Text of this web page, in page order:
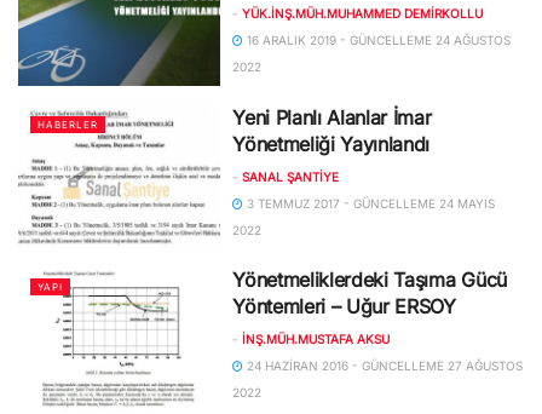
- YÜK.İNŞ.MÜH.MUHAMMED DEMIRKOLLU
16 ARALIK 2019 - GÜNCELLEME 24 AĞUSTOS
2022
HABERLER
Yeni Planlı Alanlar İmar
Yönetmeliği Yayınlandı
- SANAL ŞANTIYE
3 TEMMUZ 2017 - GÜNCELLEME 24 MAYIS
2022
YAPI
Yönetmeliklerdeki Taşıma Gücü
Yöntemleri – Uğur ERSOY
- İNŞ.MÜH.MUSTAFA AKSU
24 HAZIRAN 2016 - GÜNCELLEME 27 AĞUSTOS
2022